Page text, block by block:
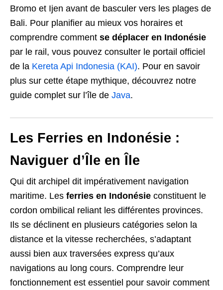
Bromo et Ijen avant de basculer vers les plages de
Bali. Pour planifier au mieux vos horaires et
comprendre comment se déplacer en Indonésie
par le rail, vous pouvez consulter le portail officiel
de la Kereta Api Indonesia (KAI). Pour en savoir
plus sur cette étape mythique, découvrez notre
guide complet sur l’île de Java.
Les Ferries en Indonésie :
Naviguer d’Île en Île
Qui dit archipel dit impérativement navigation
maritime. Les ferries en Indonésie constituent le
cordon ombilical reliant les différentes provinces.
Ils se déclinent en plusieurs catégories selon la
distance et la vitesse recherchées, s’adaptant
aussi bien aux traversées express qu’aux
navigations au long cours. Comprendre leur
fonctionnement est essentiel pour savoir comment